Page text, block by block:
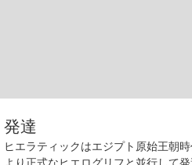
発達
ヒエラティックはエジプト原始王朝
より正式なヒエログリフと並行して